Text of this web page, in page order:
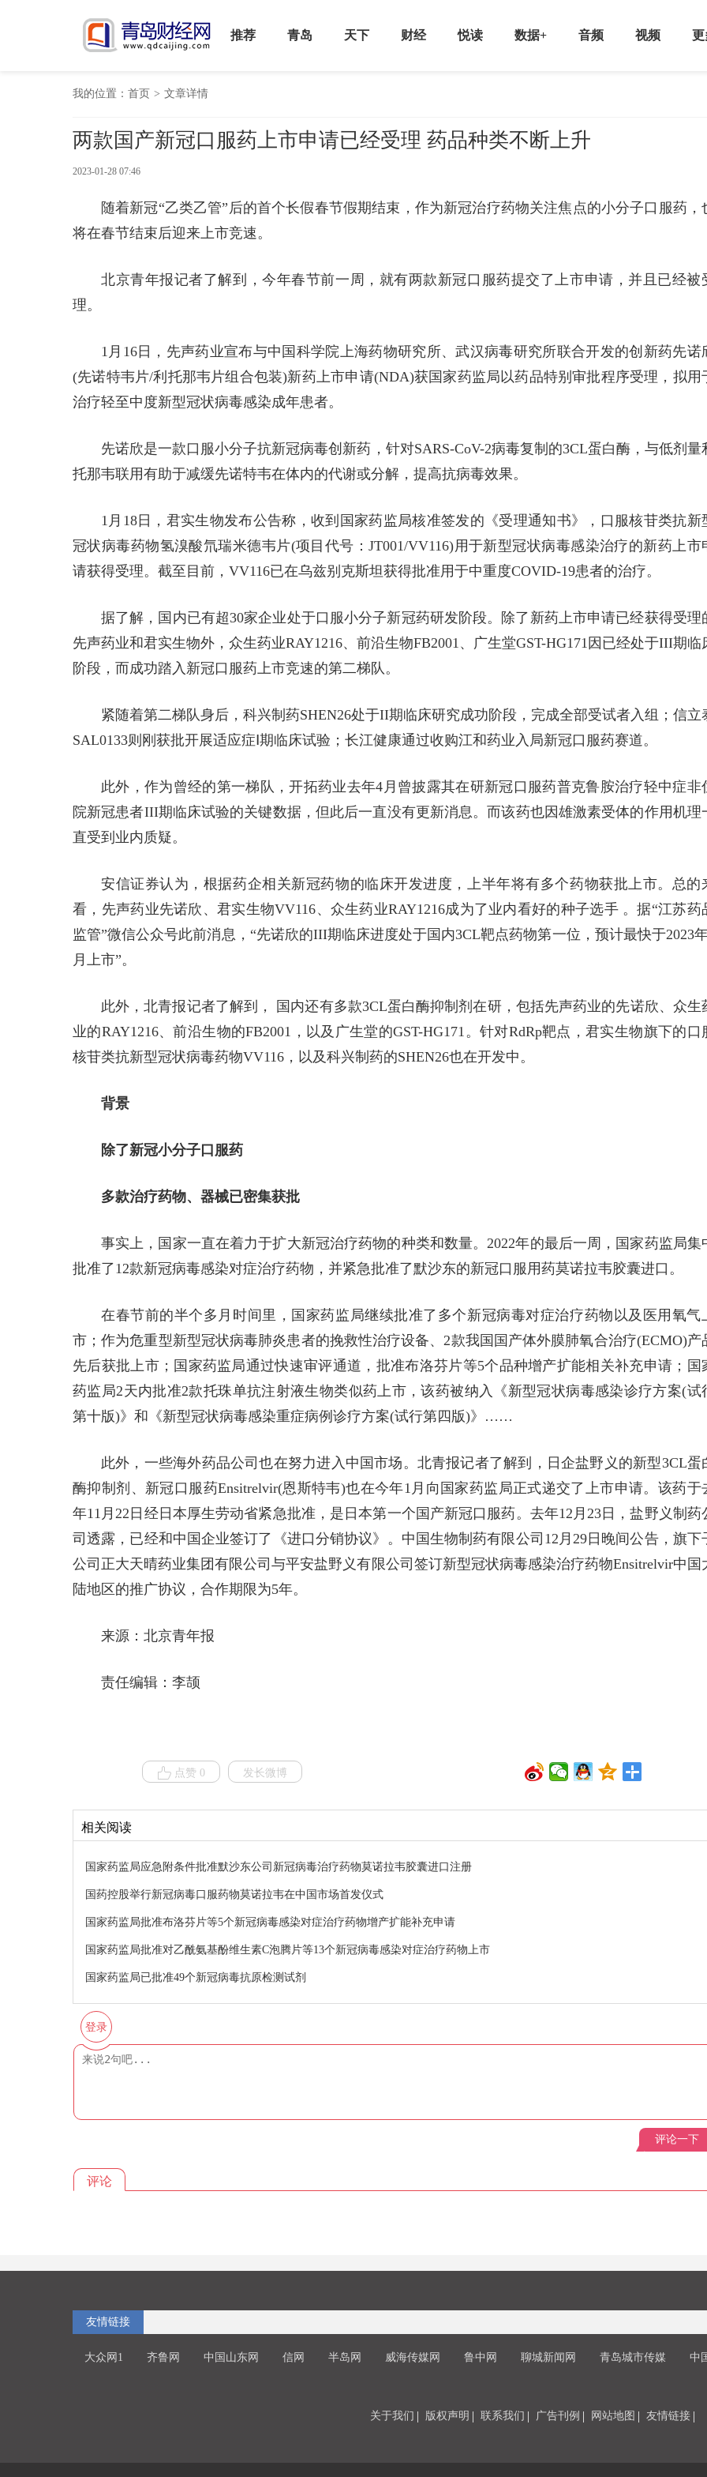
推荐 青岛 天下 财经 悦读 数据+ 音频 视频 更
我的位置： 首页 > 文章详情
两款国产新冠口服药上市申请已经受理 药品种类不断上升
2023-01-28 07:46
随着新冠“乙类乙管”后的首个长假春节假期结束，作为新冠治疗药物关注焦点的小分子口服药，
将在春节结束后迎来上市竞速。
北京青年报记者了解到，今年春节前一周，就有两款新冠口服药提交了上市申请，并且已经被
理。
1月16日，先声药业宣布与中国科学院上海药物研究所、武汉病毒研究所联合开发的创新药先诺
(先诺特韦片/利托那韦片组合包装)新药上市申请(NDA)获国家药监局以药品特别审批程序受理，拟用
治疗轻至中度新型冠状病毒感染成年患者。
先诺欣是一款口服小分子抗新冠病毒创新药，针对SARS-CoV-2病毒复制的3CL蛋白酶，与低剂量
托那韦联用有助于减缓先诺特韦在体内的代谢或分解，提高抗病毒效果。
1月18日，君实生物发布公告称，收到国家药监局核准签发的《受理通知书》，口服核苷类抗新
冠状病毒药物氢溴酸氘瑞米德韦片(项目代号：JT001/VV116)用于新型冠状病毒感染治疗的新药上市
请获得受理。截至目前，VV116已在乌兹别克斯坦获得批准用于中重度COVID-19患者的治疗。
据了解，国内已有超30家企业处于口服小分子新冠药研发阶段。除了新药上市申请已经获得受理
先声药业和君实生物外，众生药业RAY1216、前沿生物FB2001、广生堂GST-HG171因已经处于III期临
阶段，而成功踏入新冠口服药上市竞速的第二梯队。
紧随着第二梯队身后，科兴制药SHEN26处于II期临床研究成功阶段，完成全部受试者入组；信立
SAL0133则刚获批开展适应症Ⅰ期临床试验；长江健康通过收购江和药业入局新冠口服药赛道。
此外，作为曾经的第一梯队，开拓药业去年4月曾披露其在研新冠口服药普克鲁胺治疗轻中症非
院新冠患者III期临床试验的关键数据，但此后一直没有更新消息。而该药也因雄激素受体的作用机理
直受到业内质疑。
安信证券认为，根据药企相关新冠药物的临床开发进度，上半年将有多个药物获批上市。总的
看，先声药业先诺欣、君实生物VV116、众生药业RAY1216成为了业内看好的种子选手 。据“江苏药
监管”微信公众号此前消息，“先诺欣的III期临床进度处于国内3CL靶点药物第一位，预计最快于2023
月上市”。
此外，北青报记者了解到， 国内还有多款3CL蛋白酶抑制剂在研，包括先声药业的先诺欣、众生
业的RAY1216、前沿生物的FB2001，以及广生堂的GST-HG171。针对RdRp靶点，君实生物旗下的口
核苷类抗新型冠状病毒药物VV116，以及科兴制药的SHEN26也在开发中。
背景
除了新冠小分子口服药
多款治疗药物、器械已密集获批
事实上，国家一直在着力于扩大新冠治疗药物的种类和数量。2022年的最后一周，国家药监局集
批准了12款新冠病毒感染对症治疗药物，并紧急批准了默沙东的新冠口服用药莫诺拉韦胶囊进口。
在春节前的半个多月时间里，国家药监局继续批准了多个新冠病毒对症治疗药物以及医用氧气
市；作为危重型新型冠状病毒肺炎患者的挽救性治疗设备、2款我国国产体外膜肺氧合治疗(ECMO)产
先后获批上市；国家药监局通过快速审评通道，批准布洛芬片等5个品种增产扩能相关补充申请；国
药监局2天内批准2款托珠单抗注射液生物类似药上市，该药被纳入《新型冠状病毒感染诊疗方案(试
第十版)》和《新型冠状病毒感染重症病例诊疗方案(试行第四版)》……
此外，一些海外药品公司也在努力进入中国市场。北青报记者了解到，日企盐野义的新型3CL蛋
酶抑制剂、新冠口服药Ensitrelvir(恩斯特韦)也在今年1月向国家药监局正式递交了上市申请。该药于
年11月22日经日本厚生劳动省紧急批准，是日本第一个国产新冠口服药。去年12月23日，盐野义制药
司透露，已经和中国企业签订了《进口分销协议》。中国生物制药有限公司12月29日晚间公告，旗下
公司正大天晴药业集团有限公司与平安盐野义有限公司签订新型冠状病毒感染治疗药物Ensitrelvir中国
陆地区的推广协议，合作期限为5年。
来源：北京青年报
责任编辑：李颉
点赞 0 发长微博
相关阅读
国家药监局应急附条件批准默沙东公司新冠病毒治疗药物莫诺拉韦胶囊进口注册
国药控股举行新冠病毒口服药物莫诺拉韦在中国市场首发仪式
国家药监局批准布洛芬片等5个新冠病毒感染对症治疗药物增产扩能补充申请
国家药监局批准对乙酰氨基酚维生素C泡腾片等13个新冠病毒感染对症治疗药物上市
国家药监局已批准49个新冠病毒抗原检测试剂
登录
评论一下
评论
友情链接
大众网1 齐鲁网 中国山东网 信网 半岛网 威海传媒网 鲁中网 聊城新闻网 青岛城市传媒 中
关于我们 版权声明 联系我们 广告刊例 网站地图 友情链接